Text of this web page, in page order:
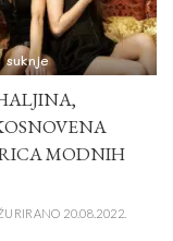
suknje
MODNIH
20.08.2022.